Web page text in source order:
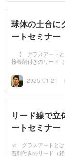
球体の土台に
ートセミナー
【 グラスアート
接着剤付きのリード
が作れます。ステ...
2025-01-21
リード線で
ートセミナー
≪ グラスアートとは
着剤付きのリード（